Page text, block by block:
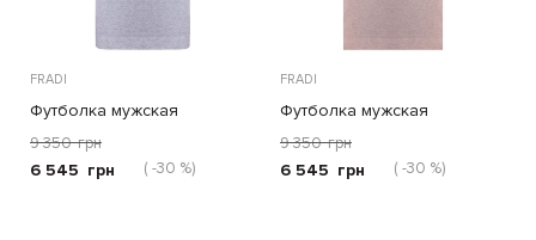
FRADI
Футболка мужская
9 350 грн
6 545 грн ( -30 %)
FRADI
Футболка мужская
9 350 грн
6 545 грн ( -30 %)